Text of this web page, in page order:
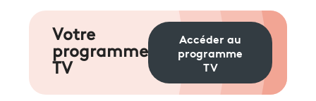
Votre
programme
TV
Accéder au
programme
TV